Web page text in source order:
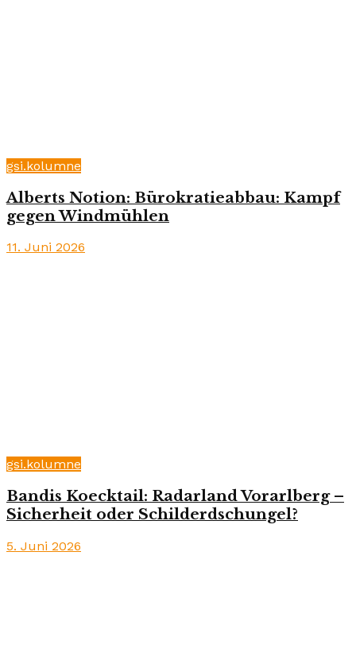
gsi.kolumne
Alberts Notion: Bürokratieabbau: Kampf
gegen Windmühlen
11. Juni 2026
gsi.kolumne
Bandis Koecktail: Radarland Vorarlberg –
Sicherheit oder Schilderdschungel?
5. Juni 2026